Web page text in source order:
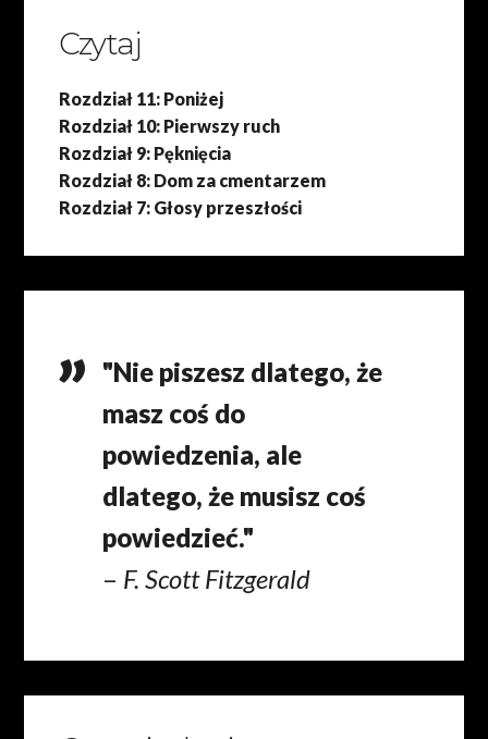
Czytaj
Rozdział 11: Poniżej
Rozdział 10: Pierwszy ruch
Rozdział 9: Pęknięcia
Rozdział 8: Dom za cmentarzem
Rozdział 7: Głosy przeszłości
"Nie piszesz dlatego, że
masz coś do
powiedzenia, ale
dlatego, że musisz coś
powiedzieć."
– F. Scott Fitzgerald